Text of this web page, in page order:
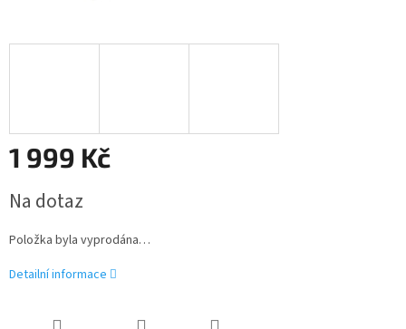
1 999 Kč
cena:
Na dotaz
Položka byla vyprodána…
Detailní informace